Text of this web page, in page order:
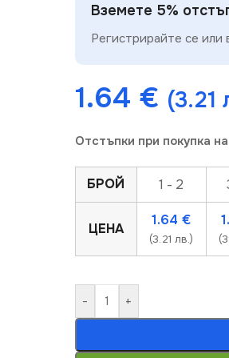
Вземете 5%
Регистрирайте се или
1.64 € (3.21
Отстъпки при покупка
БРОЙ 1 - 2
ЦЕНА
1.64€
(3.21 лв.)
- +